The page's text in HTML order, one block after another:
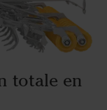
totale en